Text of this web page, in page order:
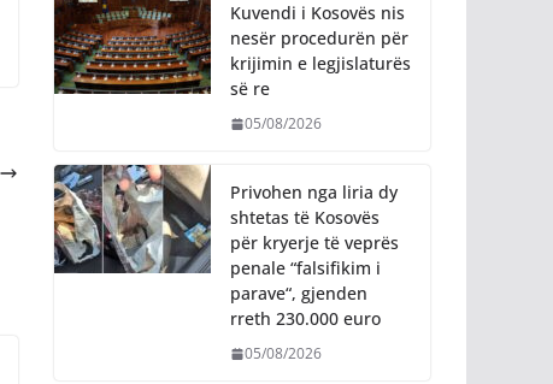
Kuvendi i Kosovës nis
nesër procedurën për
krijimin e legjislaturës
së re
05/08/2026
Privohen nga liria dy
shtetas të Kosovës
për kryerje të veprës
penale “falsifikim i
parave“, gjenden
rreth 230.000 euro
05/08/2026